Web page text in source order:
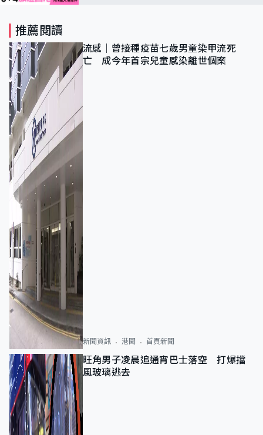
推薦閱讀
流感｜曾接種疫苗七歲男童染甲流死
亡 成今年首宗兒童感染離世個案
新聞資訊 港聞 首頁新聞
旺角男子凌晨追通宵巴士落空 打爆擋
風玻璃逃去